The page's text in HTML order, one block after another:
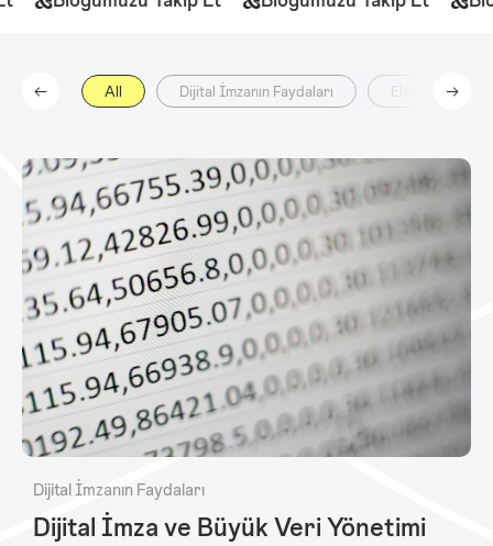
All Dijital İmzanın Faydaları Elektronik
Dijital İmzanın Faydaları
Dijital İmza ve Büyük Veri Yönetimi